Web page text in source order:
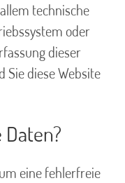
technische
oder
dieser
Sie diese Website
eine fehlerfreie